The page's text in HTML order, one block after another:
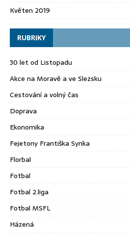
Květen 2019
RUBRIKY
30 let od Listopadu
Akce na Moravě a ve Slezsku
Cestování a volný čas
Doprava
Ekonomika
Fejetony Františka Synka
Florbal
Fotbal
Fotbal 2.liga
Fotbal MSFL
Házená